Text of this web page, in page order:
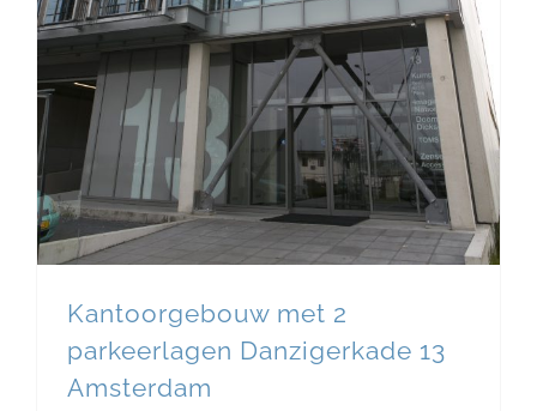
Kantoorgebouw met 2
parkeerlagen Danzigerkade 13
Amsterdam